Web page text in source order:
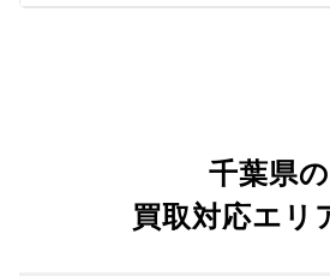
千葉県の
買取対応エリ